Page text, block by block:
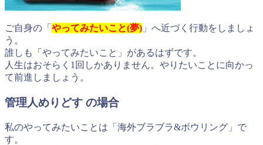
ご自身の「 やってみたいこと(夢) 」へ近づく行動をしましょ
う。
誰しも「やってみたいこと」があるはずです。
人生はおそらく1回しかありません。やりたいことに向かっ
て前進しましょう。
管理人めりどす の場合
私のやってみたいことは「海外ブラブラ&ボウリング」で
す。